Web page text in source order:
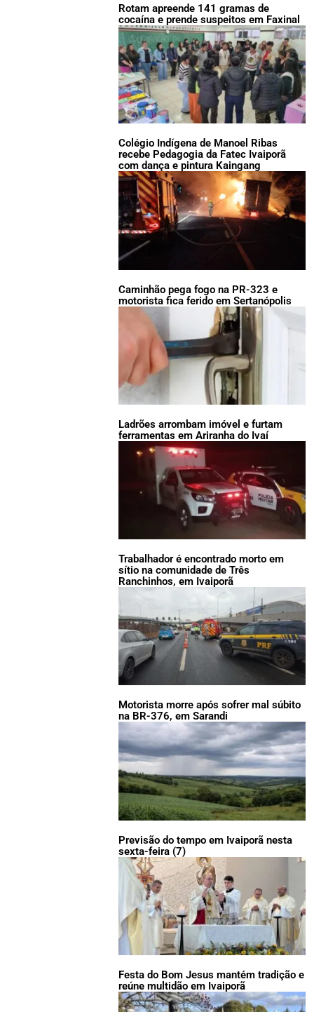
Rotam apreende 141 gramas de
cocaína e prende suspeitos em Faxinal
Colégio Indígena de Manoel Ribas
recebe Pedagogia da Fatec Ivaiporã
com dança e pintura Kaingang
Caminhão pega fogo na PR-323 e
motorista fica ferido em Sertanópolis
Ladrões arrombam imóvel e furtam
ferramentas em Ariranha do Ivaí
Trabalhador é encontrado morto em
sítio na comunidade de Três
Ranchinhos, em Ivaiporã
Motorista morre após sofrer mal súbito
na BR-376, em Sarandi
Previsão do tempo em Ivaiporã nesta
sexta-feira (7)
Festa do Bom Jesus mantém tradição e
reúne multidão em Ivaiporã